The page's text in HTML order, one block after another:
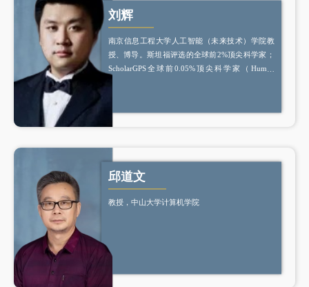
刘辉
南京信息工程大学人工智能（未来技术）学院教
授、博导。斯坦福评选的全球前2%顶尖科学家；
ScholarGPS全球前0.05%顶尖科学家（Human
邱道文
教授，中山大学计算机学院